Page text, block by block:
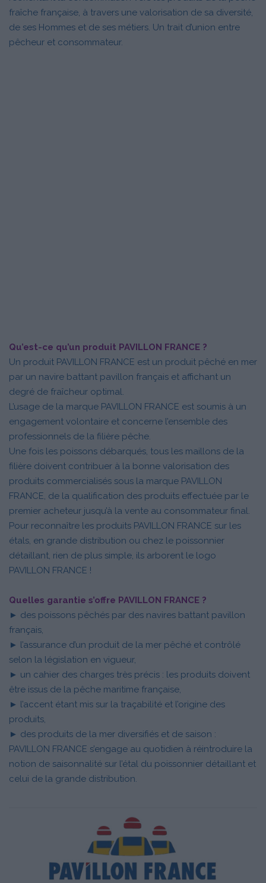
fraîche française, à travers une valorisation de sa diversité,
de ses Hommes et de ses métiers. Un trait d’union entre
pêcheur et consommateur.
Qu’est-ce qu’un produit PAVILLON FRANCE ?
Un produit PAVILLON FRANCE est un produit pêché en mer
par un navire battant pavillon français et affichant un
degré de fraîcheur optimal.
L’usage de la marque PAVILLON FRANCE est soumis à un
engagement volontaire et concerne l’ensemble des
professionnels de la filière pêche.
Une fois les poissons débarqués, tous les maillons de la
filière doivent contribuer à la bonne valorisation des
produits commercialisés sous la marque PAVILLON
FRANCE, de la qualification des produits effectuée par le
premier acheteur jusqu’à la vente au consommateur final.
Pour reconnaître les produits PAVILLON FRANCE sur les
étals, en grande distribution ou chez le poissonnier
détaillant, rien de plus simple, ils arborent le logo
PAVILLON FRANCE !
Quelles garantie s’offre PAVILLON FRANCE ?
► des poissons pêchés par des navires battant pavillon
français,
► l’assurance d’un produit de la mer pêché et contrôlé
selon la législation en vigueur,
► un cahier des charges très précis : les produits doivent
être issus de la pêche maritime française,
► l’accent étant mis sur la traçabilité et l’origine des
produits,
► des produits de la mer diversifiés et de saison :
PAVILLON FRANCE s’engage au quotidien à réintroduire la
notion de saisonnalité sur l’étal du poissonnier détaillant et
celui de la grande distribution.